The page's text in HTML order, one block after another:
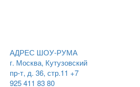
АДРЕС ШОУ-РУМА
г. Москва, Кутузовский
пр-т, д. 36, стр.11 +7
925 411 83 80